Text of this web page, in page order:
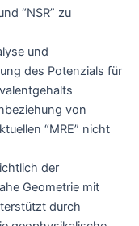
“NSR” zu
und
des Potenzials für
von
“MRE” nicht
der
Geometrie mit
durch